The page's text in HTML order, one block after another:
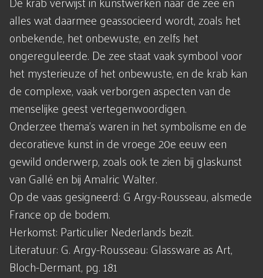
alles wat daarmee geassocieerd wordt, zoals het
onbekende, het onbewuste, en zelfs het
ongereguleerde. De zee staat vaak symbool voor
het mysterieuze of het onbewuste, en de krab kan
de complexe, vaak verborgen aspecten van de
menselijke geest vertegenwoordigen.
Onderzee thema's waren in het symbolisme en de
decoratieve kunst in de vroege 20e eeuw een
gewild onderwerp, zoals ook te zien bij glaskunst
van Gallé en bij Amalric Walter.
Op de vaas gesigneerd: G Argy-Rousseau, alsmede
France op de bodem.
Herkomst: Particulier Nederlands bezit.
Literatuur: G. Argy-Rousseau: Glassware as Art,
Bloch-Dermant, pg. 181